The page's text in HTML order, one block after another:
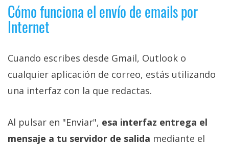
Cómo funciona el envío de emails por
Internet
Cuando escribes desde Gmail, Outlook o
cualquier aplicación de correo, estás utilizando
una interfaz con la que redactas.
Al pulsar en "Enviar", esa interfaz entrega el
mensaje a tu servidor de salida mediante el